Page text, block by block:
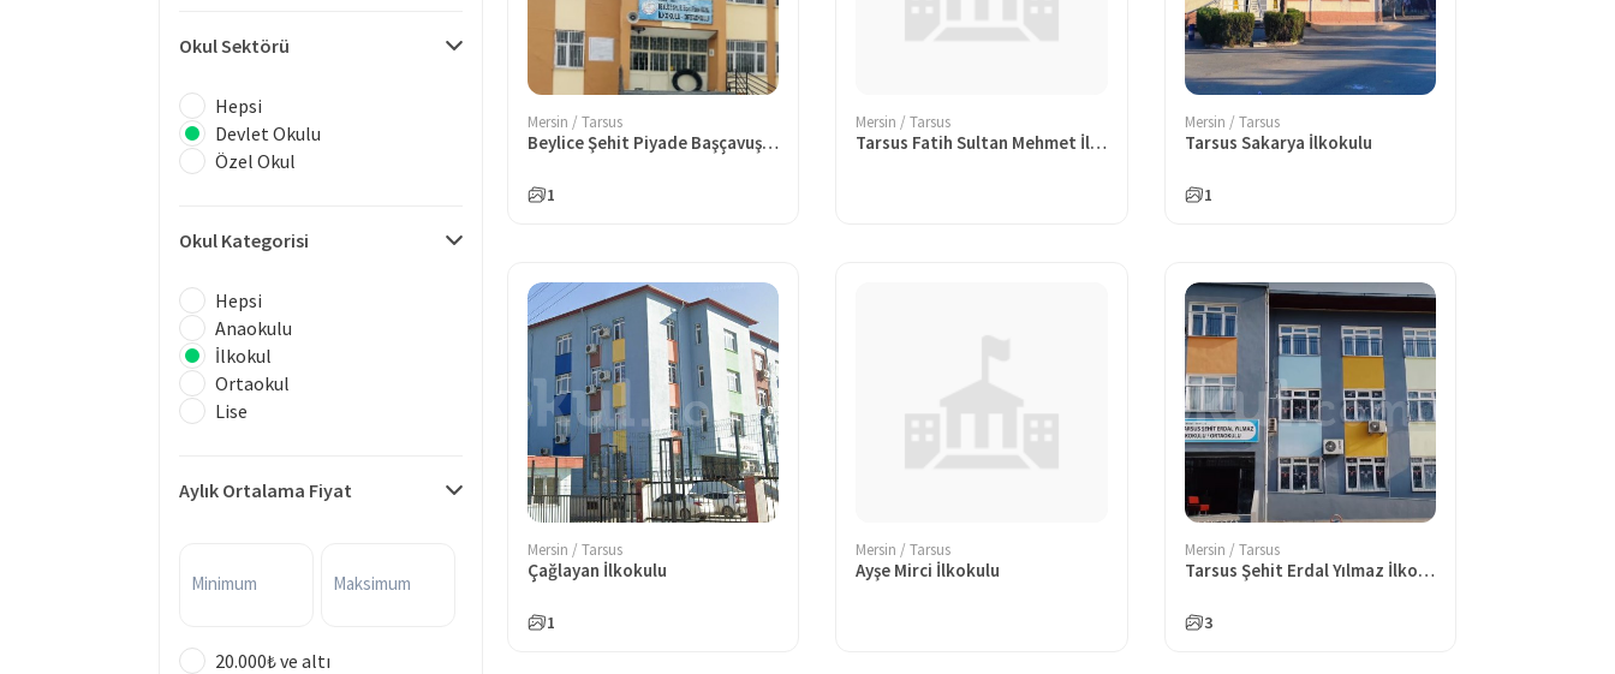
Okul Sektörü
Hepsi
Devlet Okulu
Özel Okul
Okul Kategorisi
Hepsi
Anaokulu
İlkokul
Ortaokul
Lise
Aylık Ortalama Fiyat
Minimum Maksimum
20.000₺ ve altı
Mersin / Tarsus
Beylice Şehit Piyade Başçavuş Faruk Kaya İlkokulu
1
Mersin / Tarsus
Tarsus Fatih Sultan Mehmet İlkokulu
Mersin / Tarsus
Tarsus Sakarya İlkokulu
1
Mersin / Tarsus
Çağlayan İlkokulu
1
Mersin / Tarsus
Ayşe Mirci İlkokulu
Mersin / Tarsus
Tarsus Şehit Erdal Yılmaz İlkokulu
3